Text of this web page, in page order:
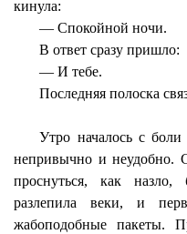
кинула:
— Спокойной ночи.
В ответ сразу пришло:
— И тебе.
Последняя полоска
Утро началось с
непривычно и неудобно.
проснуться, как
разлепила веки, и
жабоподобные пакеты.